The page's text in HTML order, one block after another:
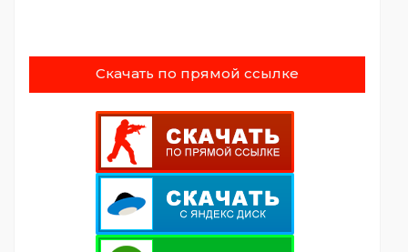
Скачать по прямой ссылке